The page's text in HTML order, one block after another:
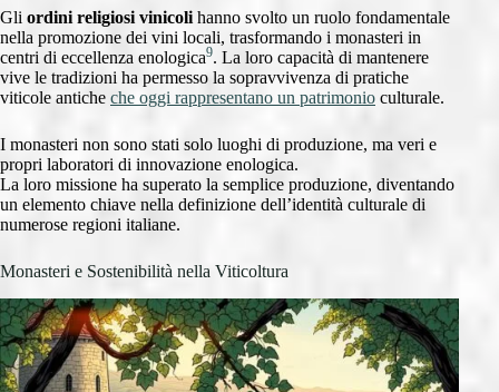
Gli ordini religiosi vinicoli hanno svolto un ruolo fondamentale
nella promozione dei vini locali, trasformando i monasteri in
centri di eccellenza enologica9. La loro capacità di mantenere
vive le tradizioni ha permesso la sopravvivenza di pratiche
viticole antiche che oggi rappresentano un patrimonio culturale.
I monasteri non sono stati solo luoghi di produzione, ma veri e
propri laboratori di innovazione enologica.
La loro missione ha superato la semplice produzione, diventando
un elemento chiave nella definizione dell’identità culturale di
numerose regioni italiane.
Monasteri e Sostenibilità nella Viticoltura